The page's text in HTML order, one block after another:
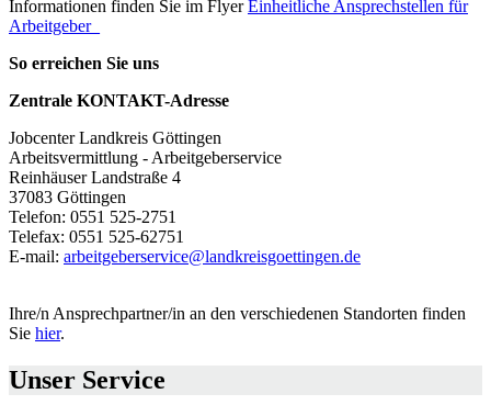
Informationen finden Sie im FlyerEinheitliche Ansprechstellen für
Arbeitgeber_
So erreichen Sie uns
Zentrale KONTAKT-Adresse
Jobcenter Landkreis Göttingen
Arbeitsvermittlung - Arbeitgeberservice
Reinhäuser Landstraße 4
37083 Göttingen
Telefon: 0551 525-2751
Telefax: 0551 525-62751
E-mail: arbeitgeberservice@landkreisgoettingen.de
Ihre/n Ansprechpartner/in an den verschiedenen Standorten finden
Sie hier.
Unser Service